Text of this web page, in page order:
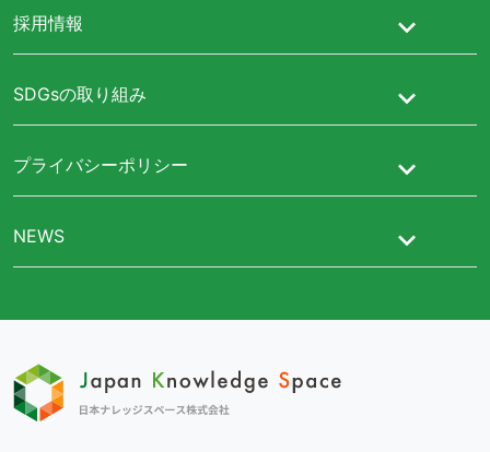
採用情報
SDGsの取り組み
プライバシーポリシー
NEWS